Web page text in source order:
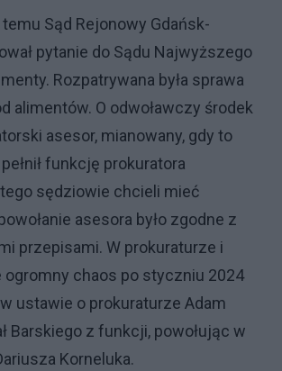
Sąd Rejonowy Gdańsk-
pytanie do Sądu Najwyższego
Rozpatrywana była sprawa
alimentów. O odwoławczy środek
asesor, mianowany, gdy to
funkcję prokuratora
sędziowie chcieli mieć
asesora było zgodne z
przepisami. W prokuraturze i
ogromny chaos po styczniu 2024
ustawie o prokuraturze Adam
Barskiego z funkcji, powołując w
Korneluka.